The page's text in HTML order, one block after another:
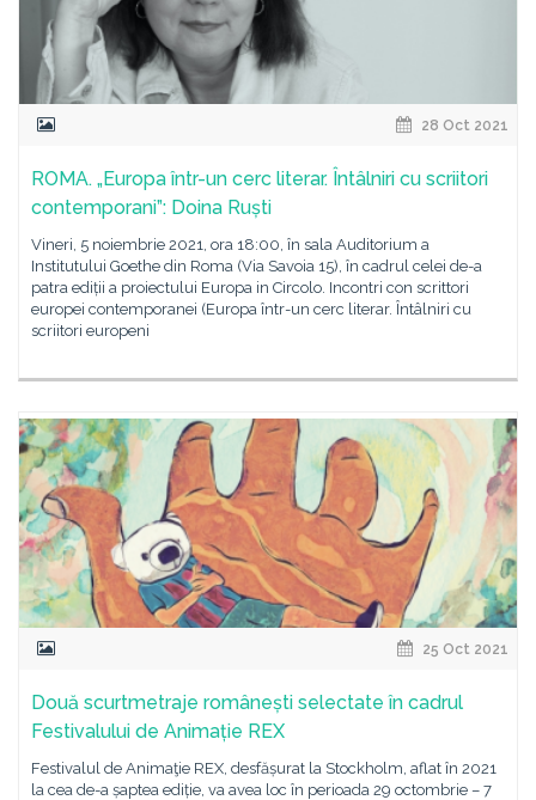
28 Oct 2021
ROMA. „Europa într-un cerc literar. Întâlniri cu scriitori
contemporani”: Doina Ruști
Vineri, 5 noiembrie 2021, ora 18:00, în sala Auditorium a
Institutului Goethe din Roma (Via Savoia 15), în cadrul celei de-a
patra ediții a proiectului Europa in Circolo. Incontri con scrittori
europei contemporanei (Europa într-un cerc literar. Întâlniri cu
scriitori europeni
25 Oct 2021
Două scurtmetraje românești selectate în cadrul
Festivalului de Animație REX
Festivalul de Animaţie REX, desfășurat la Stockholm, aflat în 2021
la cea de-a șaptea ediție, va avea loc în perioada 29 octombrie – 7